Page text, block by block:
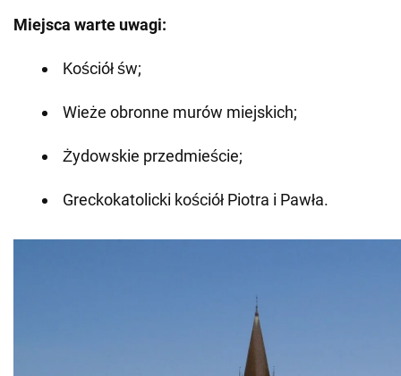
Miejsca warte uwagi:
Kościół św;
Wieże obronne murów miejskich;
Żydowskie przedmieście;
Greckokatolicki kościół Piotra i Pawła.